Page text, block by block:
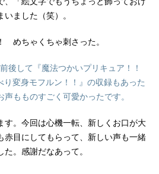
ました（笑）。
めちゃくちゃ刺さった。
後して『魔法つかいプリキュア！！
り変身モフルン！！』の収録もあった
もものすごく可愛かったです。
す。今回は心機一転、新しくお口が大
赤目にしてもらって、新しい声も一緒
。感謝だなあって。